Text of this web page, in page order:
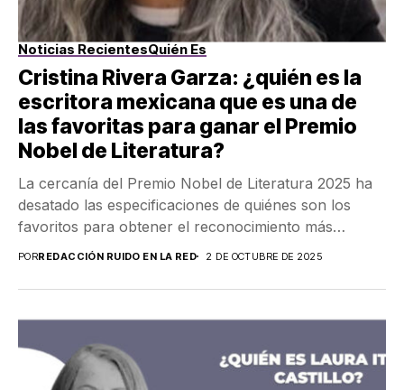
Noticias RecientesQuién Es
Cristina Rivera Garza: ¿quién es la
escritora mexicana que es una de
las favoritas para ganar el Premio
Nobel de Literatura?
La cercanía del Premio Nobel de Literatura 2025 ha
desatado las especificaciones de quiénes son los
favoritos para obtener el reconocimiento más
importante...
PORREDACCIÓN RUIDO EN LA RED 2 DE OCTUBRE DE 2025